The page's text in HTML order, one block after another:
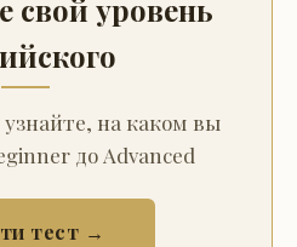
свой уровень
на каком вы
до Advanced
тест →